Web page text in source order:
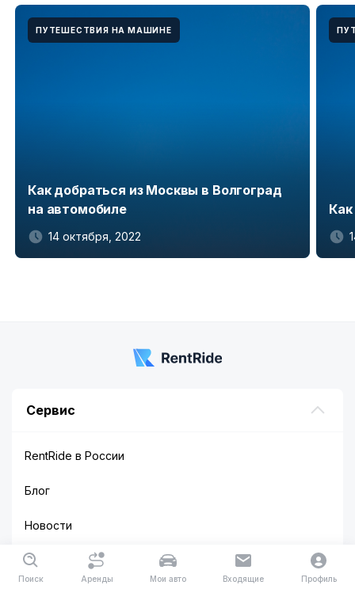
ПУТЕШЕСТВИЯ НА МАШИНЕ
Как добраться из Москвы в Волгоград
на автомобиле
14 октября, 2022
Сервис
RentRide в России
Блог
Новости
Как это работает
Поиск Аренды Мои авто Входящие Профиль